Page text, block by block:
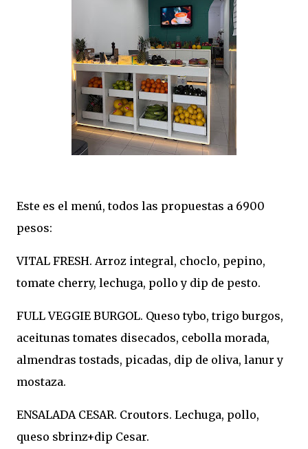
Este es el menú, todos las propuestas a 6900
pesos:
VITAL FRESH. Arroz integral, choclo, pepino,
tomate cherry, lechuga, pollo y dip de pesto.
FULL VEGGIE BURGOL. Queso tybo, trigo burgos,
aceitunas tomates disecados, cebolla morada,
almendras tostads, picadas, dip de oliva, lanur y
mostaza.
ENSALADA CESAR. Croutors. Lechuga, pollo,
queso sbrinz+dip Cesar.